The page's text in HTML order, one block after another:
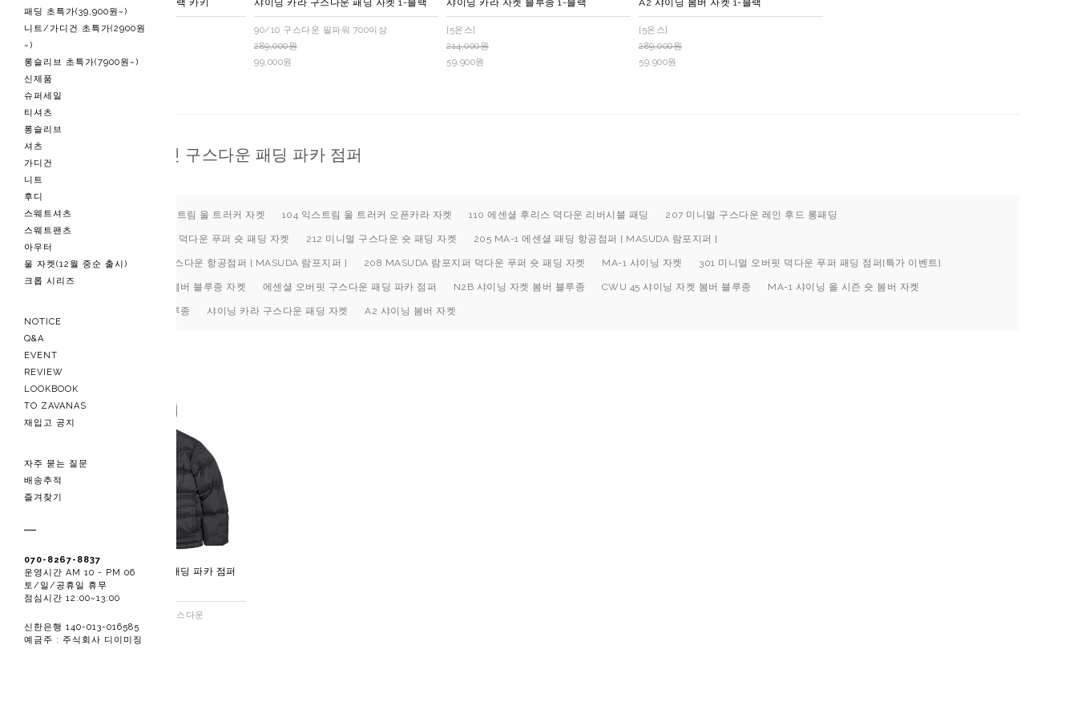
패딩 초특가(39,900원~)
니트/가디건 초특가(2900원
~)
롱슬리브 초특가(7900원~)
신제품
슈퍼세일
티셔츠
롱슬리브
셔츠
가디건
니트
후디
스웨트셔츠
스웨트팬츠
아우터
울 자켓(12월 중순 출시)
크롭 시리즈
NOTICE
Q&A
EVENT
REVIEW
LOOKBOOK
TO ZAVANAS
재입고 공지
자주 묻는 질문
배송추적
즐겨찾기
070-8267-8837
운영시간 AM 10 - PM 06
토/일/공휴일 휴무
점심시간 12:00~13:00
신한은행 140-013-016585
예금주 : 주식회사 디이미징
A2 샤이닝 봄버 자켓 2-블랙 카키
[5온스]
59,900원
샤이닝 카라 구스다운 패딩 자켓 1-블랙
90/10 구스다운 필파워 700이상
289,000원
99,000원
샤이닝 카라 자켓 블루종 1-블랙
[5온스]
214,000원
59,900원
A2 샤이닝 봄버 자켓 1-블랙
[5온스]
289,000원
59,900원
에센셜 오버핏 구스다운 패딩 파카 점퍼
103 히든 미니멀 익스트림 울 트러커 자켓 104 익스트림 울 트러커 오픈카라 자켓 110 에센셜 후리스 덕다운 리버시블 패딩 207 미니멀 구스다운 레인 후드 롱패딩
209 에센셜 람포지퍼 덕다운 푸퍼 숏 패딩 자켓 212 미니멀 구스다운 숏 패딩 자켓 205 MA-1 에센셜 패딩 항공점퍼 [ MASUDA 람포지퍼 ]
206 MA-1 에센셜 구스다운 항공점퍼 [ MASUDA 람포지퍼 ] 208 MASUDA 람포지퍼 덕다운 푸퍼 숏 패딩 자켓 MA-1 샤이닝 자켓 301 미니멀 오버핏 덕다운 푸퍼 패딩 점퍼[특가 이벤트]
에센셜 패디드 카라 봄버 블루종 자켓 에센셜 오버핏 구스다운 패딩 파카 점퍼 N2B 샤이닝 자켓 봄버 블루종 CWU 45 샤이닝 자켓 봄버 블루종 MA-1 샤이닝 올 시즌 숏 봄버 자켓
샤이닝 카라 자켓 블루종 샤이닝 카라 구스다운 패딩 자켓 A2 샤이닝 봄버 자켓
에센셜 오버핏 구스다운 패딩 파카 점퍼
1-블랙
필파워 700이상의 90/10 구스다운
349,800원
129,900원